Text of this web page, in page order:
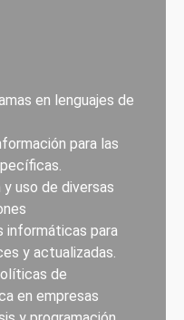
en lenguajes de
para las
uso de diversas
informáticas para
y actualizadas.
de
en empresas